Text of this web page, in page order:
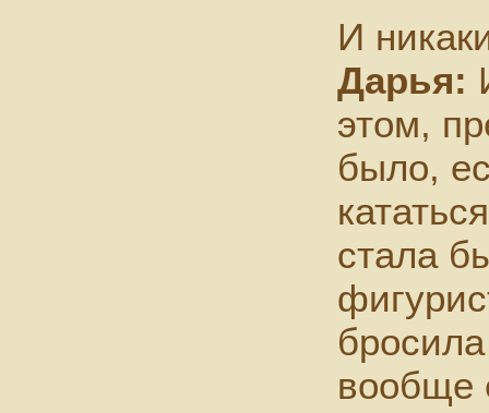
И
Дарья:
этом,
было,
стала
вообще